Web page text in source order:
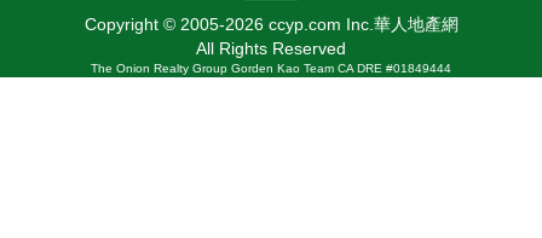
Copyright © 2005-2026 ccyp.com Inc.華人地產網
All Rights Reserved
The Onion Realty Group Gorden Kao Team CA DRE #01849444